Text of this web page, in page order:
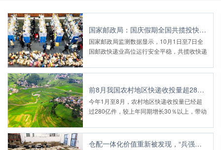
国家邮政局：国庆假期全国共揽投快递包裹超过39亿件
国家邮政局监测数据显示，10月1日至7日全
国邮政快递业高位运行安全平稳，共揽收快递
100.38%
前8月我国农村地区快递收投量超280亿件
今年1月至8月，农村地区快递收投量已经超
过280亿件，较上年同期增长30％以上，带动
仓配一体化价值重新被发现，“兵强马壮”的快递企业怎么分杯羹？